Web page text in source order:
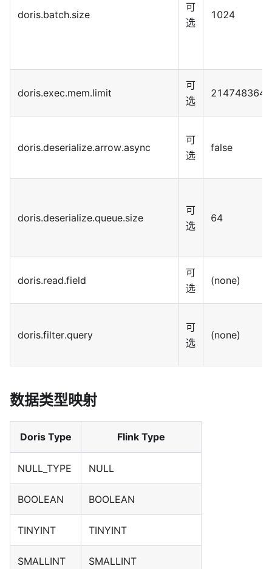
doris.batch.size
可
选
1024
doris.exec.mem.limit
可
选
2147483648
doris.deserialize.arrow.async
可
选
false
doris.deserialize.queue.size
可
选
64
doris.read.field
可
选
(none)
doris.filter.query
可
选
(none)
数据类型映射
Doris Type Flink Type
NULL_TYPE NULL
BOOLEAN BOOLEAN
TINYINT TINYINT
SMALLINT SMALLINT